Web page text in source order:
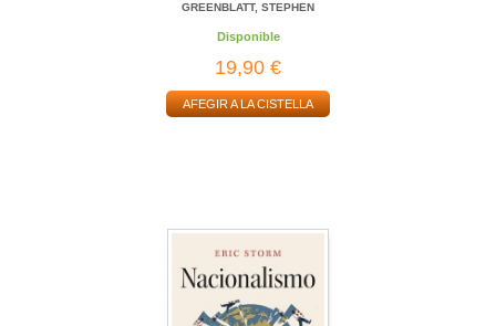
GREENBLATT, STEPHEN
Disponible
19,90 €
AFEGIR A LA CISTELLA